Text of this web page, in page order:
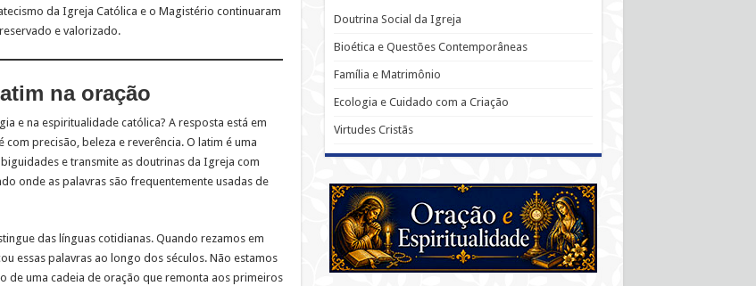
da Igreja Católica e o Magistério continuaram
e valorizado.
na oração
e na espiritualidade católica? A resposta está em
precisão, beleza e reverência. O latim é uma
e transmite as doutrinas da Igreja com
onde as palavras são frequentemente usadas de
das línguas cotidianas. Quando rezamos em
essas palavras ao longo dos séculos. Não estamos
de uma cadeia de oração que remonta aos primeiros
Doutrina Social da Igreja
Bioética e Questões Contemporâneas
Família e Matrimônio
Ecologia e Cuidado com a Criação
Virtudes Cristãs